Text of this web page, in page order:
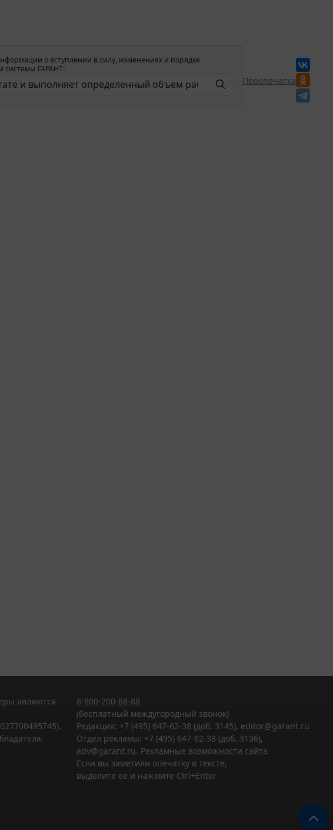
о вступлении в силу, изменениях и порядке
системы ГАРАНТ:
Перепечатка
являются
8-800-200-88-88
(бесплатный междугородный звонок)
Редакция: +7 (495) 647-62-38 (доб. 3145), editor@garant.ru
Отдел рекламы: +7 (495) 647-62-38 (доб. 3136),
adv@garant.ru. Рекламные возможности сайта
Если вы заметили опечатку в тексте,
выделите ее и нажмите Ctrl+Enter